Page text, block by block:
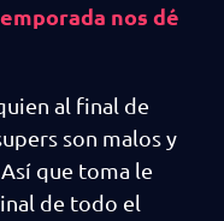
nos dé
al final de
son malos y
que toma le
de todo el